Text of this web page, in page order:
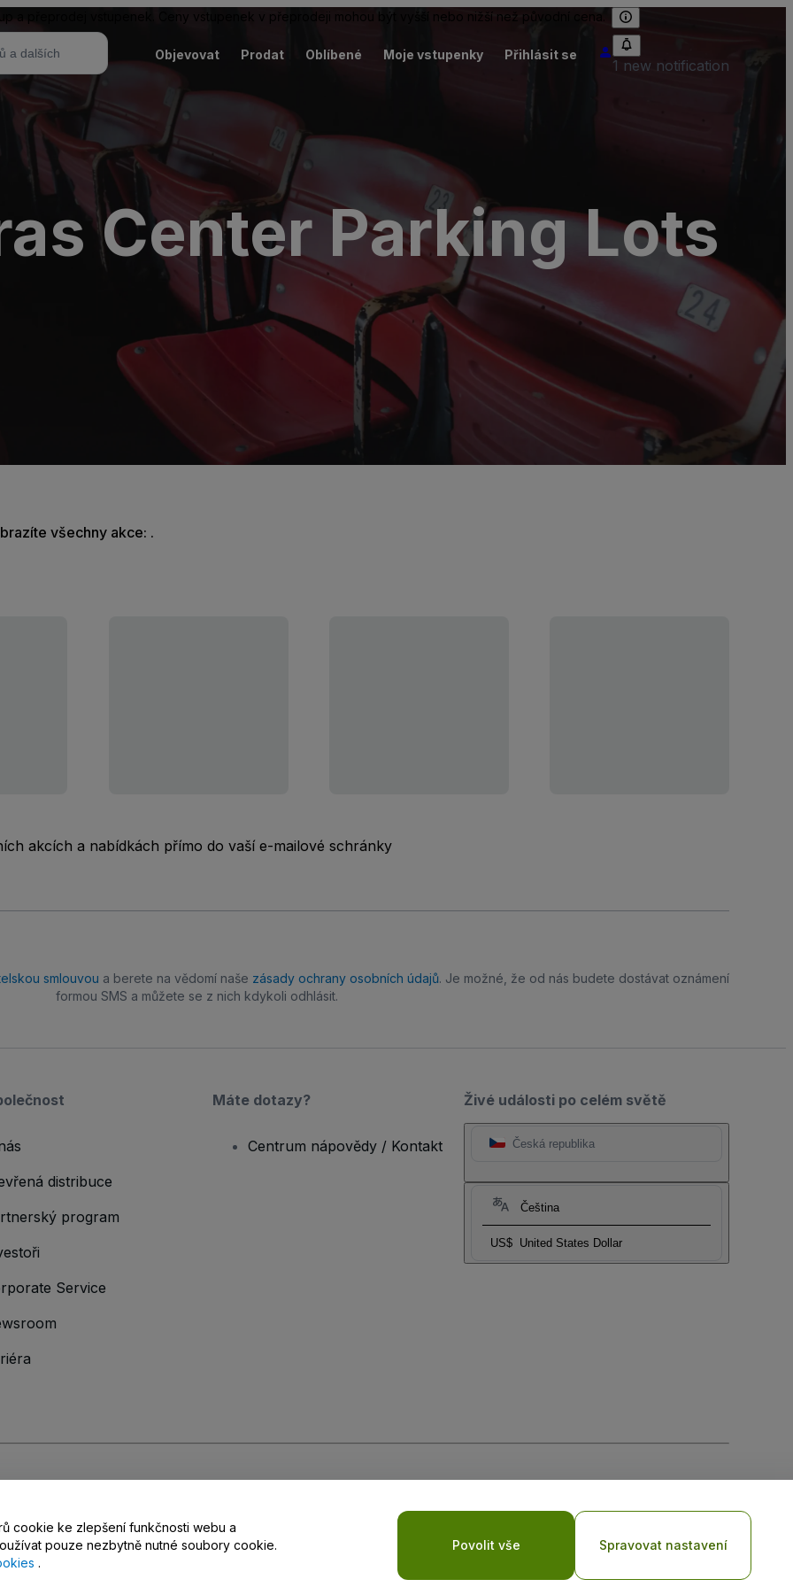
a přeprodej vstupenek. Ceny vstupenek v přeprodeji mohou být vyšší nebo nižší než původní cena.
Objevovat Prodat Oblíbené Moje vstupenky Přihlásit se
1 new notification
Center Parking Lots
všechny akce: .
akcích a nabídkách přímo do vaší e-mailové schránky
smlouvou a berete na vědomí naše zásady ochrany osobních údajů. Je možné, že od nás budete dostávat oznámení
formou SMS a můžete se z nich kdykoli odhlásit.
Živé události po celém světě
Česká republika
Čeština
US$ United States Dollar
distribuce
program
Service
Máte dotazy?
Centrum nápovědy / Kontakt
údajů
cookie ke zlepšení funkčnosti webu a
pouze nezbytně nutné soubory cookie.
.
Povolit vše Spravovat nastavení